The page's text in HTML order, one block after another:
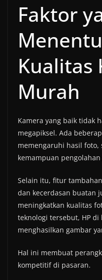
Faktor
Kualitas
Murah
Kamera yang baik tidak
megapiksel. Ada
memengaruhi hasil
kemampuan
Selain itu, fitur
dan kecerdasan buatan
meningkatkan kualitas
teknologi tersebut, HP
menghasilkan gambar
Hal ini membuat
kompetitif di pasaran.